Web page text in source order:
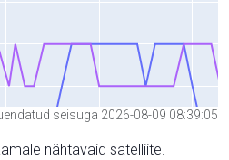
seisuga 2026-08-09 08:39:05
nähtavaid satelliite.